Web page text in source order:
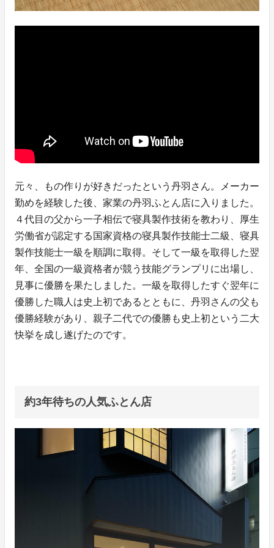
元々、もの作りが好きだったという丹羽さん。メーカー
勤めを経験した後、家業の丹羽ふとん店に入りました。
４代目の父から一子相伝で寝具製作技術を教わり、厚生
労働省が認定する国家資格の寝具製作技能士二級、寝具
製作技能士一級を順調に取得。そして一級を取得した翌
年、全国の一級資格者が競う技能グランプリに出場し、
見事に優勝を果たしました。一級を取得したすぐ翌年に
優勝した職人は史上初であるとともに、丹羽さんの父も
優勝経験があり、親子二代での優勝も史上初という二大
快挙を成し遂げたのです。
約3年待ちの人気ふとん店